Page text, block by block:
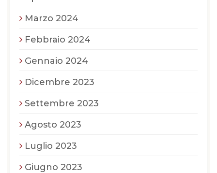
Marzo 2024
Febbraio 2024
Gennaio 2024
Dicembre 2023
Settembre 2023
Agosto 2023
Luglio 2023
Giugno 2023